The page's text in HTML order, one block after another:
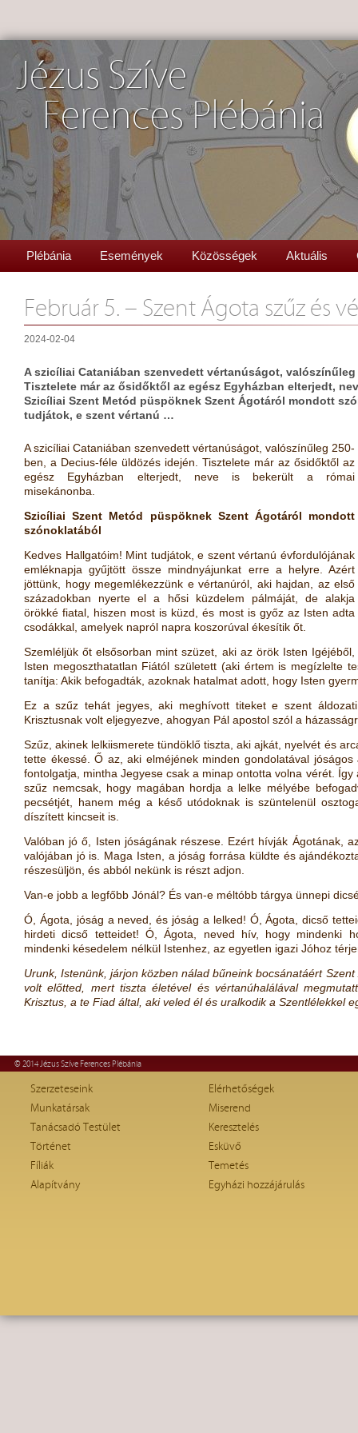
Jézus Szíve
Ferences Plébánia
Plébánia Események Közösségek Aktuális
Február 5. – Szent Ágota szűz és
2024-02-04
A szicíliai Cataniában szenvedett vértanúságot,
Tisztelete már az ősidőktől az egész Egyházban elterjedt,
Szicíliai Szent Metód püspöknek Szent Ágotáról mondott
tudjátok, e szent vértanú …
A szicíliai Cataniában szenvedett vértanúságot, valószínűleg 250-
ben, a Decius-féle üldözés idején. Tisztelete már az ősidőktől az
egész Egyházban elterjedt, neve is bekerült a római
misekánonba.
Szicíliai Szent Metód püspöknek Szent Ágotáról mondott
szónoklatából
Kedves Hallgatóim! Mint tudjátok, e szent vértanú évfordulójának
emléknapja gyűjtött össze mindnyájunkat erre a helyre. Azért
jöttünk, hogy megemlékezzünk e vértanúról, aki hajdan, az első
századokban nyerte el a hősi küzdelem pálmáját, de alakja
örökké fiatal, hiszen most is küzd, és most is győz az Isten adta
csodákkal, amelyek napról napra koszorúval ékesítik őt.
Szemléljük őt elsősorban mint szüzet, aki az örök Isten Igéjéből,
Isten megoszthatatlan Fiától született (aki értem is megízlelte
tanítja: Akik befogadták, azoknak hatalmat adott, hogy Isten
Ez a szűz tehát jegyes, aki meghívott titeket e szent
Krisztusnak volt eljegyezve, ahogyan Pál apostol szól a
Szűz, akinek lelkiismerete tündöklő tiszta, aki ajkát, nyelvét és
tette ékessé. Ő az, aki elméjének minden gondolatával
fontolgatja, mintha Jegyese csak a minap ontotta volna vérét.
szűz nemcsak, hogy magában hordja a lelke mélyébe
pecsétjét, hanem még a késő utódoknak is szüntelenül
díszített kincseit is.
Valóban jó ő, Isten jóságának részese. Ezért hívják Ágotának,
valójában jó is. Maga Isten, a jóság forrása küldte és
részesüljön, és abból nekünk is részt adjon.
Van-e jobb a legfőbb Jónál? És van-e méltóbb tárgya ünnepi
Ó, Ágota, jóság a neved, és jóság a lelked! Ó, Ágota, dicső
hirdeti dicső tetteidet! Ó, Ágota, neved hív, hogy mindenki
mindenki késedelem nélkül Istenhez, az egyetlen igazi Jóhoz
Urunk, Istenünk, járjon közben nálad bűneink bocsánatáért
volt előtted, mert tiszta életével és vértanúhalálával
Krisztus, a te Fiad által, aki veled él és uralkodik a Szentlélekkel
© 2014 Jézus Szíve Ferences Plébánia
Szerzeteseink
Munkatársak
Tanácsadó Testület
Történet
Fíliák
Alapítvány
Elérhetőségek
Miserend
Keresztelés
Esküvő
Temetés
Egyházi hozzájárulás